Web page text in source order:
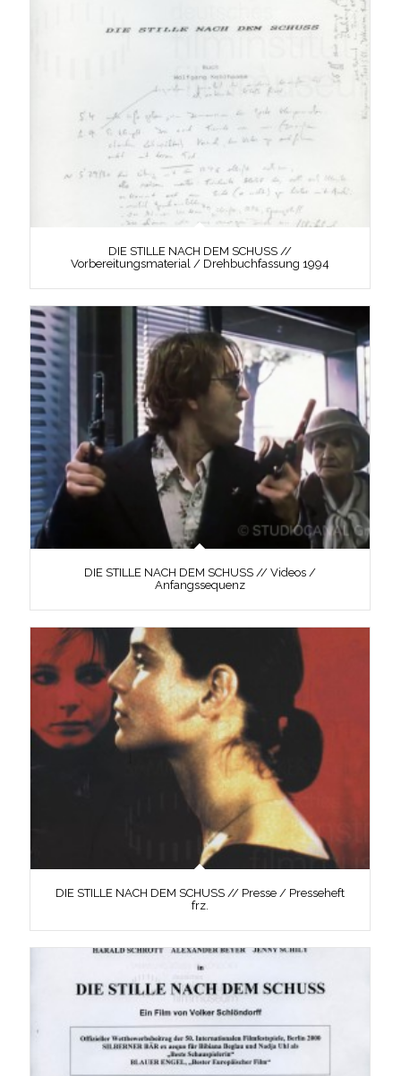
DIE STILLE NACH DEM SCHUSS //
Vorbereitungsmaterial / Drehbuchfassung 1994
DIE STILLE NACH DEM SCHUSS // Videos /
Anfangssequenz
DIE STILLE NACH DEM SCHUSS // Presse / Presseheft
frz.